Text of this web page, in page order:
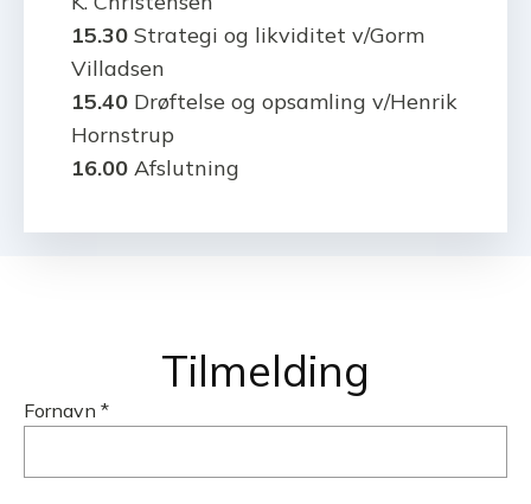
15.30 Strategi og likviditet v/Gorm
Villadsen
15.40 Drøftelse og opsamling v/Henrik
Hornstrup
16.00 Afslutning
Tilmelding
Fornavn *